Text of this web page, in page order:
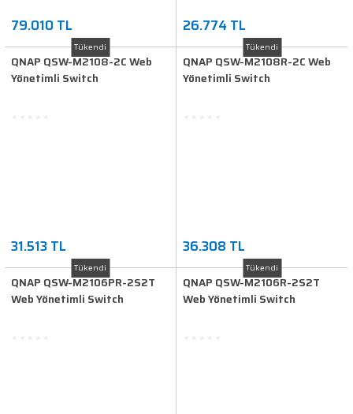
79.010 TL 26.774 TL
Tükendi
QNAP QSW-M2108-2C Web
Yönetimli Switch
31.513 TL
Tükendi
QNAP QSW-M2108R-2C Web
Yönetimli Switch
36.308 TL
Tükendi
QNAP QSW-M2106PR-2S2T
Web Yönetimli Switch
Tükendi
QNAP QSW-M2106R-2S2T
Web Yönetimli Switch